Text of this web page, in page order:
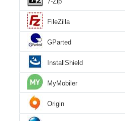
FileZilla
GParted
InstallShield
MyMobiler
Origin